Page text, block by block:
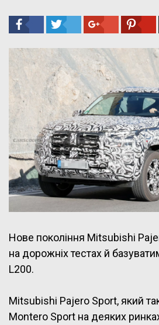
Нове покоління Mitsubishi
на дорожніх тестах й
L200.
Mitsubishi Pajero Sport, який
Montero Sport на деяких